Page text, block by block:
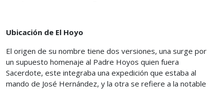
Ubicación de El Hoyo
El origen de su nombre tiene dos versiones, una surge por
un supuesto homenaje al Padre Hoyos quien fuera
Sacerdote, este integraba una expedición que estaba al
mando de José Hernández, y la otra se refiere a la notable